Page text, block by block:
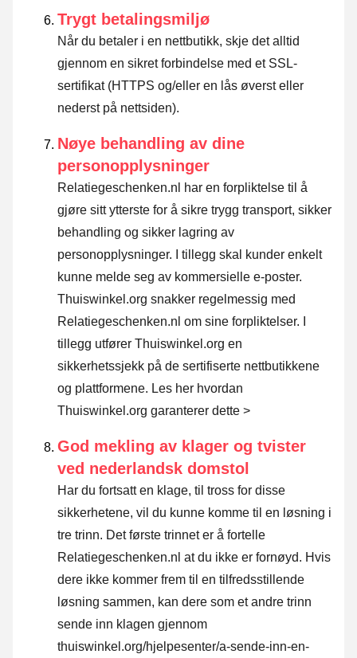
Trygt betalingsmiljø
Når du betaler i en nettbutikk, skje det alltid
gjennom en sikret forbindelse med et SSL-
sertifikat (HTTPS og/eller en lås øverst eller
nederst på nettsiden).
Nøye behandling av dine
personopplysninger
Relatiegeschenken.nl har en forpliktelse til å
gjøre sitt ytterste for å sikre trygg transport, sikker
behandling og sikker lagring av
personopplysninger. I tillegg skal kunder enkelt
kunne melde seg av kommersielle e-poster.
Thuiswinkel.org snakker regelmessig med
Relatiegeschenken.nl om sine forpliktelser. I
tillegg utfører Thuiswinkel.org en
sikkerhetssjekk på de sertifiserte nettbutikkene
og plattformene. Les her hvordan
Thuiswinkel.org garanterer dette >
God mekling av klager og tvister
ved nederlandsk domstol
Har du fortsatt en klage, til tross for disse
sikkerhetene, vil du kunne komme til en løsning i
tre trinn. Det første trinnet er å fortelle
Relatiegeschenken.nl at du ikke er fornøyd. Hvis
dere ikke kommer frem til en tilfredsstillende
løsning sammen, kan dere som et andre trinn
sende inn klagen gjennom
thuiswinkel.org/hjelpesenter/a-sende-inn-en-